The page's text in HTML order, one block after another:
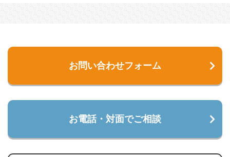
お問い合わせフォーム
お電話・対面でご相談